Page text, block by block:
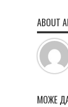
ABOUT
МОЖЕ